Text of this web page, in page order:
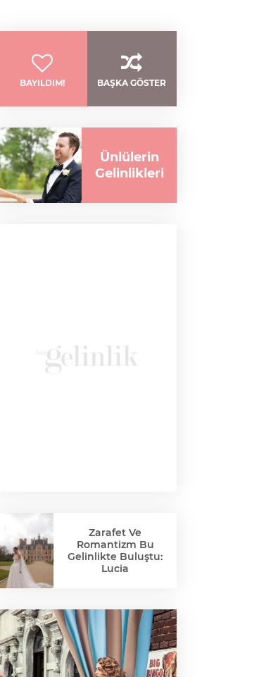
BAYILDIM! BAŞKA GÖSTER
Ünlülerin
Gelinlikleri
Zarafet Ve
Romantizm Bu
Gelinlikte Buluştu:
Lucia